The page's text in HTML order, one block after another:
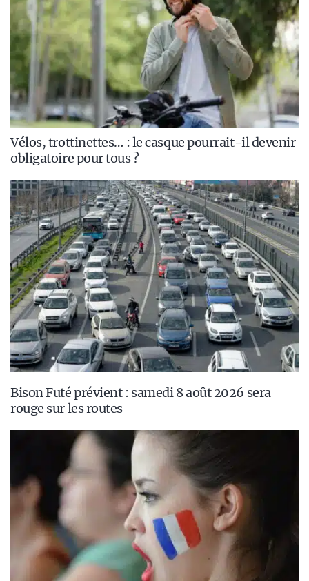
Vélos, trottinettes… : le casque pourrait-il devenir
obligatoire pour tous ?
Bison Futé prévient : samedi 8 août 2026 sera
rouge sur les routes